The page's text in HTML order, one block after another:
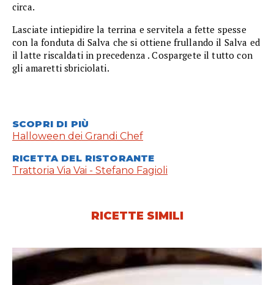
circa.
Lasciate intiepidire la terrina e servitela a fette spesse
con la fonduta di Salva che si ottiene frullando il Salva ed
il latte riscaldati in precedenza . Cospargete il tutto con
gli amaretti sbriciolati.
SCOPRI DI PIÙ
Halloween dei Grandi Chef
RICETTA DEL RISTORANTE
Trattoria Via Vai - Stefano Fagioli
RICETTE SIMILI